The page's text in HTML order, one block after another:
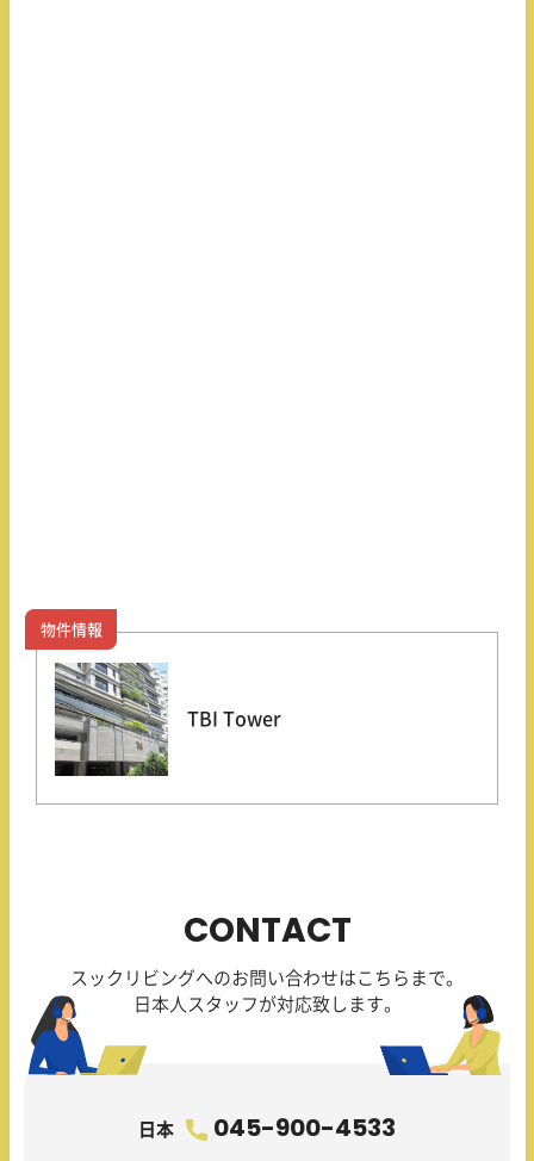
物件情報
TBI Tower
CONTACT
スックリビングへのお問い合わせはこちらまで。
日本人スタッフが対応致します。
日本 045-900-4533